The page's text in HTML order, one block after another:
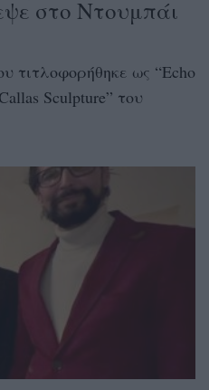
στο Ντουμπάι
τιτλοφορήθηκε ως “Echo
Sculpture” του